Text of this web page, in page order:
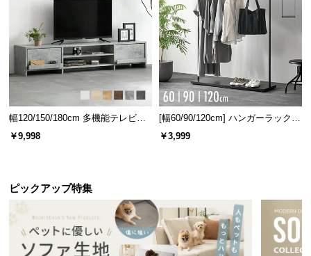
奥行き
脚を組んでリラックス
スマートなフレーム構造で、テーブル下のスペース
をしっかり確保。脚を組んでゆったり座れます。
幅120/150/180cm 多機能テレビボ
ード 木目/石目調 オープン収納・
引き出し収納付き
￥9,998
[幅60/90/120cm] ハンガーラック
スチール 4段階高さ調節 サイドフ
ック オープンラック シンプル
￥3,999
ピックアップ特集